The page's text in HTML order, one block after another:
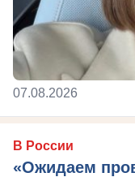
07.08.2026
В России
«Ожидаем